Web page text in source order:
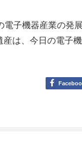
電子機器産業の発
は、今日の電子